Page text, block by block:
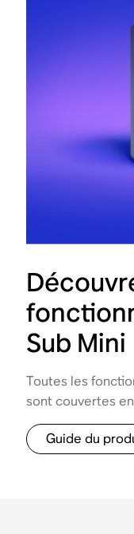
Sub Mini
Toutes les
sont couvertes
Guide du